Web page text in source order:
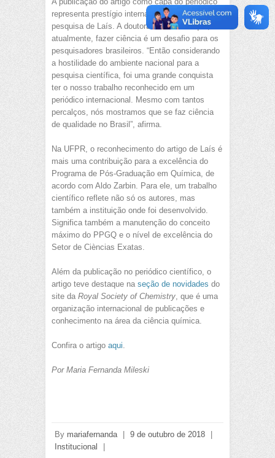
representa prestígio internacional para a
pesquisa de Laís. A doutoranda recorda que,
atualmente, fazer ciência é um desafio para os
pesquisadores brasileiros. “Então considerando
a hostilidade do ambiente nacional para a
pesquisa científica, foi uma grande conquista
ter o nosso trabalho reconhecido em um
periódico internacional. Mesmo com tantos
percalços, nós mostramos que se faz ciência
de qualidade no Brasil”, afirma.
Na UFPR, o reconhecimento do artigo de Laís é
mais uma contribuição para a excelência do
Programa de Pós-Graduação em Química, de
acordo com Aldo Zarbin. Para ele, um trabalho
científico reflete não só os autores, mas
também a instituição onde foi desenvolvido.
Significa também a manutenção do conceito
máximo do PPGQ e o nível de excelência do
Setor de Cièncias Exatas.
Além da publicação no periódico científico, o
artigo teve destaque na seção de novidades do
site da Royal Society of Chemistry , que é uma
organização internacional de publicações e
conhecimento na área da ciência química.
Confira o artigo aqui
Por Maria Fernanda Mileski
By mariafernanda | 9 de outubro de 2018
|
Institucional
|